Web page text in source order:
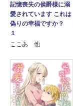
記憶喪失の侯爵様に溺
愛されています これは
偽りの幸福ですか？
１
ここあ 他